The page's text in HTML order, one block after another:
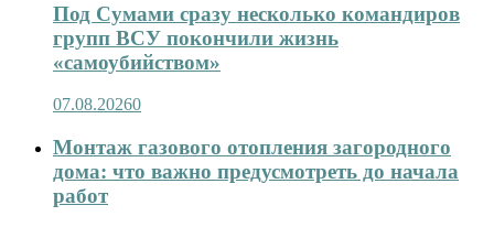
Под Сумами сразу несколько командиров
групп ВСУ покончили жизнь
«самоубийством»
07.08.20260
Монтаж газового отопления загородного
дома: что важно предусмотреть до начала
работ